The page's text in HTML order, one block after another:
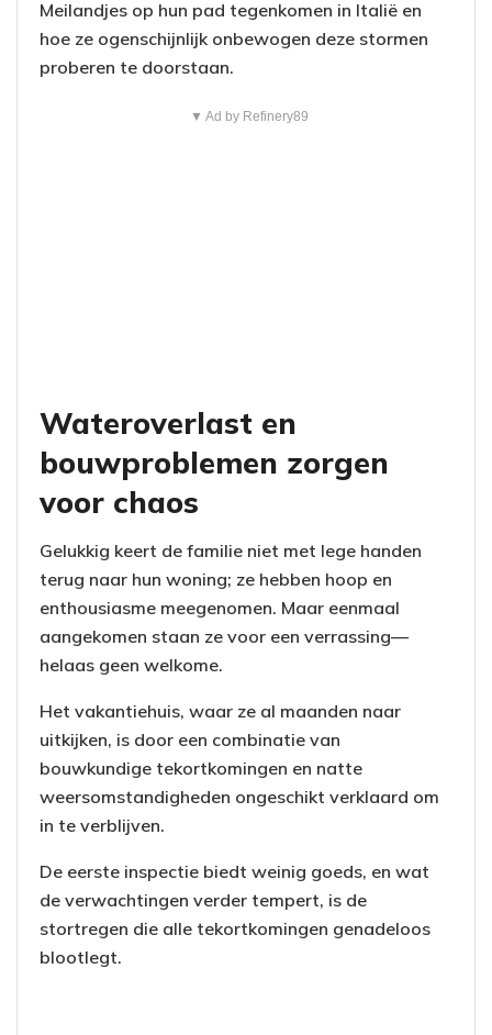
Meilandjes op hun pad tegenkomen in Italië en
hoe ze ogenschijnlijk onbewogen deze stormen
proberen te doorstaan.
▼ Ad by Refinery89
Wateroverlast en
bouwproblemen zorgen
voor chaos
Gelukkig keert de familie niet met lege handen
terug naar hun woning; ze hebben hoop en
enthousiasme meegenomen. Maar eenmaal
aangekomen staan ze voor een verrassing—
helaas geen welkome.
Het vakantiehuis, waar ze al maanden naar
uitkijken, is door een combinatie van
bouwkundige tekortkomingen en natte
weersomstandigheden ongeschikt verklaard om
in te verblijven.
De eerste inspectie biedt weinig goeds, en wat
de verwachtingen verder tempert, is de
stortregen die alle tekortkomingen genadeloos
blootlegt.